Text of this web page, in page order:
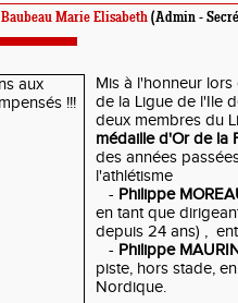
Baubeau Marie Elisabeth (Admin -
Mis à l'honneur
de la Ligue de l'Ile
deux membres du
médaille d'Or de la
des années
l'athlétisme
- Philippe
en tant que
depuis 24 ans) ,
- Philippe
piste, hors stade,
Nordique.